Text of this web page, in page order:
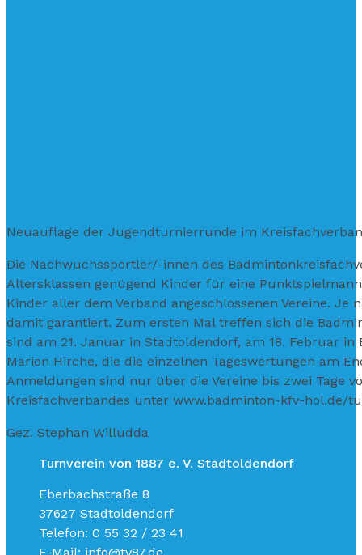
Neuauflage der Jugendturnierrunde im
Die Nachwuchssportler/-innen des
Altersklassen genügend Kinder für eine
Kinder aller dem Verband angeschlossenen Vereine.
damit garantiert. Zum ersten Mal treffen sich die
sind am 21. Januar in Stadtoldendorf, am 18. Februar
Marion Hirche, die die einzelnen Tageswertungen am
Anmeldungen sind nur über die Vereine bis zwei Tage
Kreisfachverbandes unter www.badminton-kfv-hol.de/
Gez. Stephan Willudda
Turnverein von 1887 e. V. Stadtoldendorf
Eberbachstraße 8
37627 Stadtoldendorf
Telefon: 0 55 32 / 23 41
E-Mail: info@tv87.de